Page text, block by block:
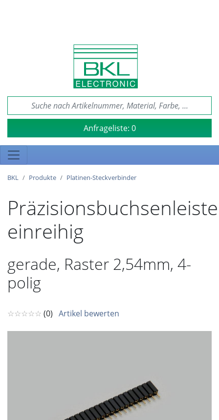
Anfrageliste: 0
BKL Produkte Platinen-Steckverbinder
Präzisionsbuchsenleiste
einreihig
gerade, Raster 2,54mm, 4-
polig
☆☆☆☆☆ (0) Artikel bewerten